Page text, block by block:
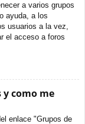
a varios grupos
ayuda, a los
usuarios a la vez,
el acceso a foros
y como me
enlace "Grupos de